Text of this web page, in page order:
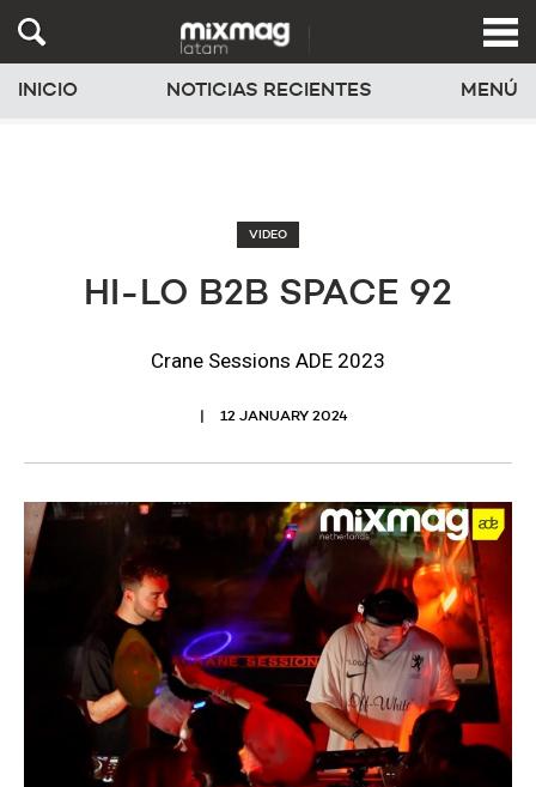
INICIO NOTICIAS RECIENTES MENÚ
VIDEO
HI-LO B2B SPACE 92
Crane Sessions ADE 2023
12 JANUARY 2024